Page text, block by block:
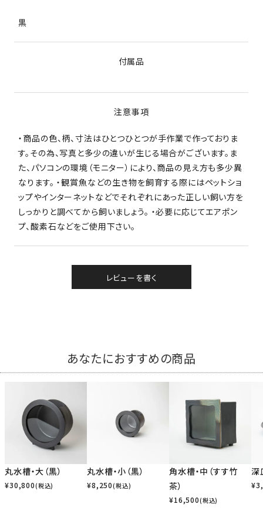
黒
付属品
注意事項
・商品の色、柄、寸法はひとつひとつが手作業で作っておりま
す。その為、写真と多少の違いが生じる場合がございます。ま
た、パソコンの環境（モニター）により、商品の見え方も多少異
なります。 ・観賞魚などの生き物を飼育する際にはペットショ
ップやインターネットなどでそれぞれにあった正しい飼い方を
しっかりと調べてから飼いましょう。 ・必要に応じてエアポン
プ、酸素石などをご使用下さい。
レビューを書く
あなたにおすすめの商品
丸水槽・大（黒）
¥30,800(税込)
丸水槽・小（黒）
¥8,250(税込)
角水槽・中（すす竹
茶）
¥16,500(税込)
深
¥